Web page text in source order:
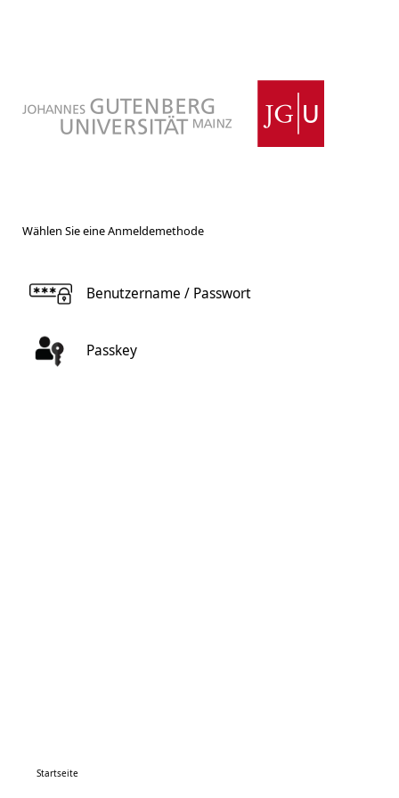
Wählen Sie eine Anmeldemethode
Benutzername / Passwort
Passkey
Startseite